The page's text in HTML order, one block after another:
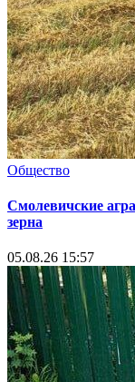
Общество
Смолевичские
зерна
05.08.26 15:57